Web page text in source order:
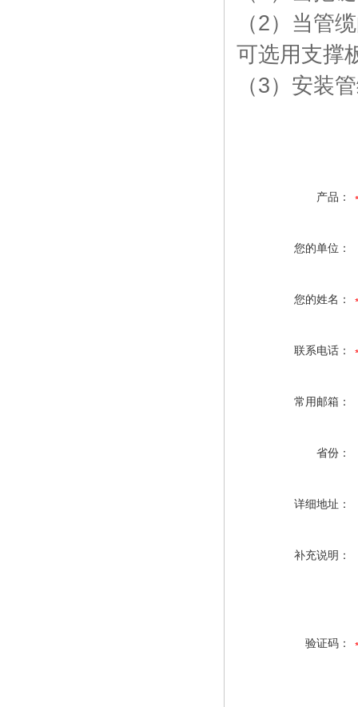
（2）当管
可选用支
（3）安装
产品：
您的单位：
您的姓名：
联系电话：
常用邮箱：
省份：
详细地址：
补充说明：
验证码：